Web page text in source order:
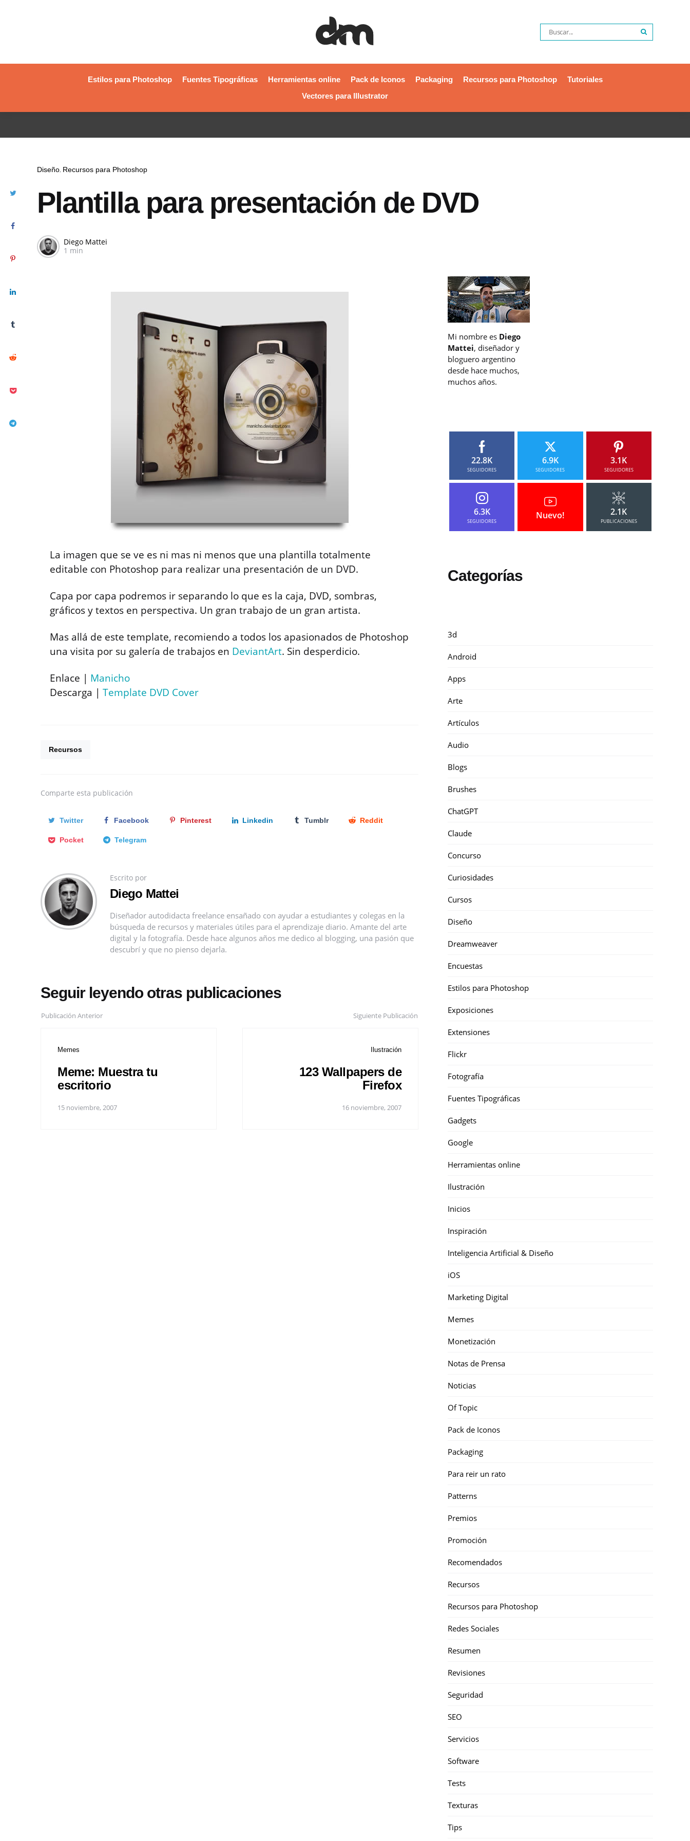
Estilos para Photoshop Fuentes Tipográficas Herramientas online Pack de Iconos Packaging Recursos para Photoshop
Tutoriales
Vectores para Illustrator
Diseño Recursos para Photoshop
Plantilla para presentación de DVD
Diego Mattei
1 min
La imagen que se ve es ni mas ni menos que una plantilla totalmente
editable con Photoshop para realizar una presentación de un DVD.
Capa por capa podremos ir separando lo que es la caja, DVD, sombras,
gráficos y textos en perspectiva. Un gran trabajo de un gran artista.
Mas allá de este template, recomiendo a todos los apasionados de Photoshop
una visita por su galería de trabajos en DeviantArt. Sin desperdicio.
Enlace | Manicho
Descarga | Template DVD Cover
Recursos
Comparte esta publicación
Twitter Facebook Pinterest Linkedin Tumblr Reddit
Pocket Telegram
Escrito por
Diego Mattei
Diseñador autodidacta freelance ensañado con ayudar a estudiantes y colegas en la
búsqueda de recursos y materiales útiles para el aprendizaje diario. Amante del arte
digital y la fotografía. Desde hace algunos años me dedico al blogging, una pasión que
descubrí y que no pienso dejarla.
Seguir leyendo otras publicaciones
Publicación Anterior
Memes
Meme: Muestra tu
escritorio
15 noviembre, 2007
Siguiente Publicación
Ilustración
123 Wallpapers de
Firefox
16 noviembre, 2007
Mi nombre es Diego
Mattei, diseñador y
bloguero argentino
desde hace muchos,
muchos años.
22.8K
SEGUIDORES
6.9K
SEGUIDORES
3.1K
SEGUIDORES
6.3K
SEGUIDORES
Nuevo! 2.1K
PUBLICACIONES
Categorías
3d
Android
Apps
Arte
Artículos
Audio
Blogs
Brushes
ChatGPT
Claude
Concurso
Curiosidades
Cursos
Diseño
Dreamweaver
Encuestas
Estilos para Photoshop
Exposiciones
Extensiones
Flickr
Fotografía
Fuentes Tipográficas
Gadgets
Google
Herramientas online
Ilustración
Inicios
Inspiración
Inteligencia Artificial & Diseño
iOS
Marketing Digital
Memes
Monetización
Notas de Prensa
Noticias
Of Topic
Pack de Iconos
Packaging
Para reir un rato
Patterns
Premios
Promoción
Recomendados
Recursos
Recursos para Photoshop
Redes Sociales
Resumen
Revisiones
Seguridad
SEO
Servicios
Software
Tests
Texturas
Tips